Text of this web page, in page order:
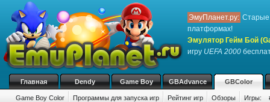
ЭмуПланет.ру: Старые
платформах!
Эмулятор Гейм Бой
игру UEFA 2000
Главная Dendy Game Boy GBAdvance GBColor
Game Boy Color Программы для запуска игр Рейтинг игр Обзоры Игры: